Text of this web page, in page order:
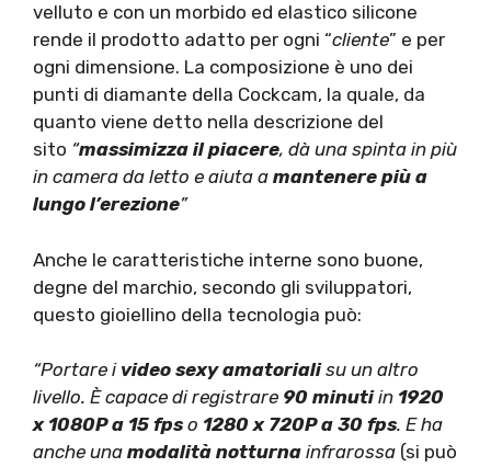
velluto e con un morbido ed elastico silicone
rende il prodotto adatto per ogni “cliente” e per
ogni dimensione. La composizione è uno dei
punti di diamante della Cockcam, la quale, da
quanto viene detto nella descrizione del
sito “massimizza il piacere, dà una spinta in più
in camera da letto e aiuta a mantenere più a
lungo l’erezione”
Anche le caratteristiche interne sono buone,
degne del marchio, secondo gli sviluppatori,
questo gioiellino della tecnologia può:
“Portare i video sexy amatorialisu un altro
livello. È capace di registrare 90 minutiin 1920
x 1080P a 15 fps o 1280 x 720P a 30 fps. E ha
anche una modalità notturna infrarossa (si può